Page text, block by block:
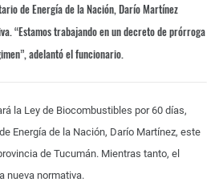
de Energía de la Nación, Darío Martínez
“Estamos trabajando en un decreto de prórroga
adelantó el funcionario.
la Ley de Biocombustibles por 60 días,
Energía de la Nación, Darío Martínez, este
de Tucumán. Mientras tanto, el
nueva normativa.